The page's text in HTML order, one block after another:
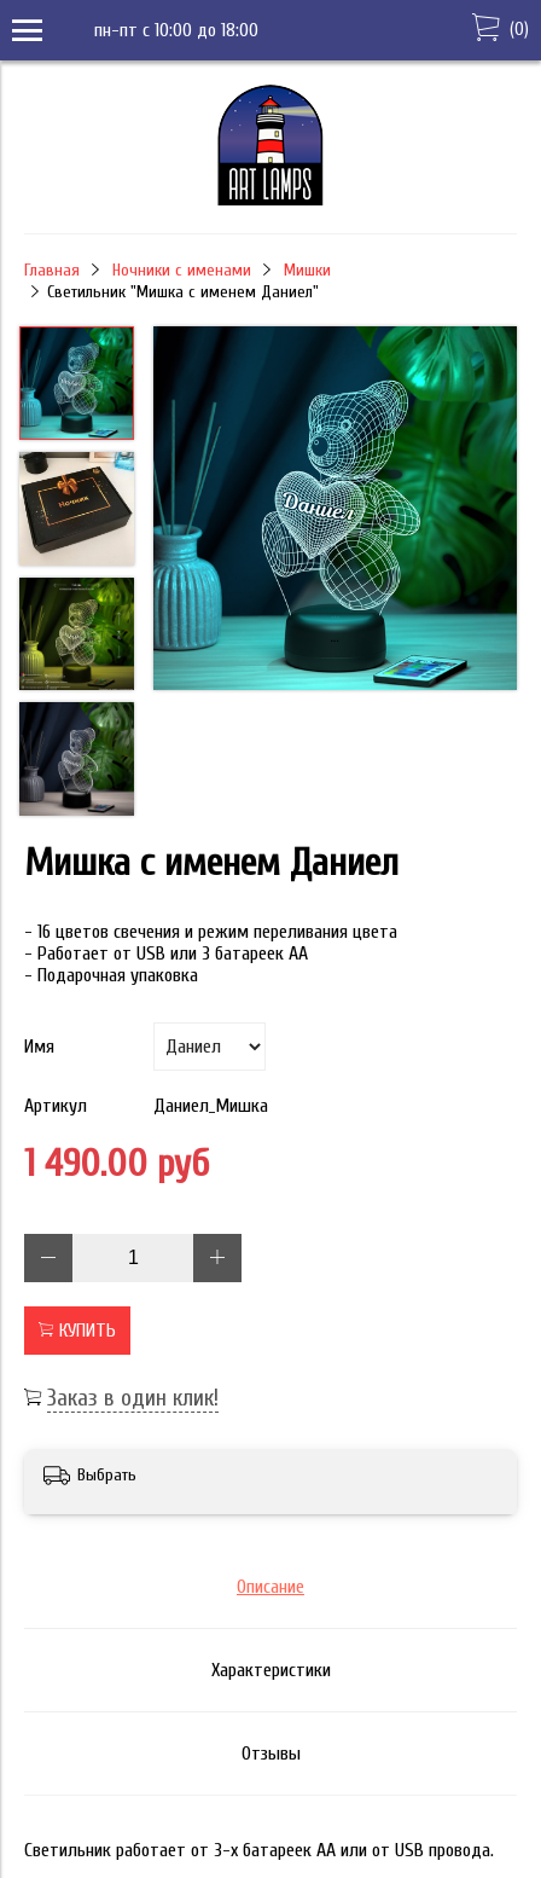
пн-пт с 10:00 до 18:00 (0)
Главная Ночники с именами
Мишки
Светильник "Мишка с именем Даниел"
Мишка с именем Даниел
- 16 цветов свечения и режим переливания цвета
- Работает от USB или 3 батареек АА
- Подарочная упаковка
Имя
Артикул Даниел_Мишка
1 490.00 руб
КУПИТЬ
Заказ в один клик!
Выбрать
Описание
Характеристики
Отзывы
Светильник работает от 3-х батареек АА или от USB провода.